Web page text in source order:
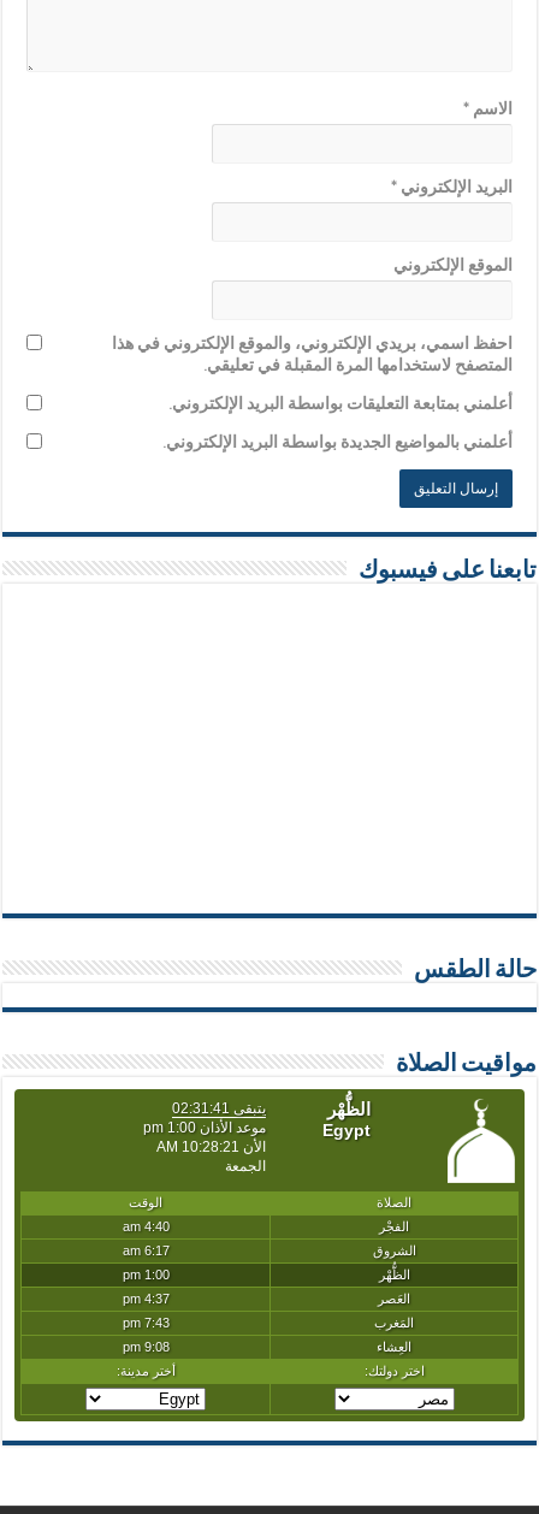
الاسم*
البريد الإلكتروني*
الموقع الإلكتروني
احفظ اسمي، بريدي الإلكتروني، والموقع الإلكتروني في هذا
المتصفح لاستخدامها المرة المقبلة في تعليقي.
أعلمني بمتابعة التعليقات بواسطة البريد الإلكتروني.
أعلمني بالمواضيع الجديدة بواسطة البريد الإلكتروني.
تابعنا على فيسبوك
حالة الطقس
مواقيت الصلاة